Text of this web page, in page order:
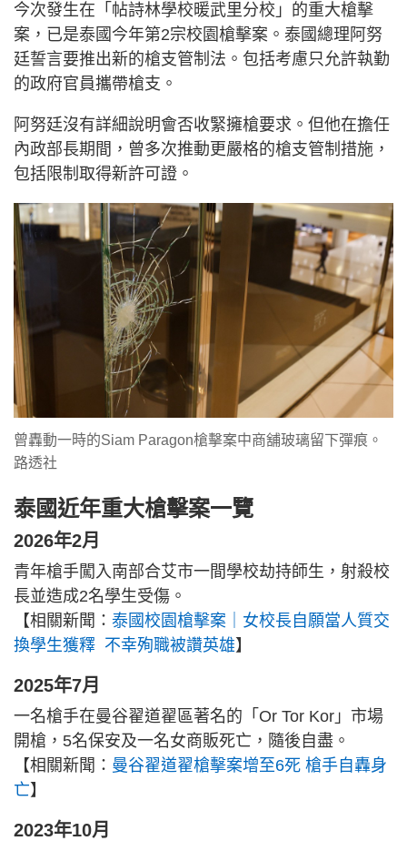
今次發生在「帖詩林學校暖武里分校」的重大槍擊
案，已是泰國今年第2宗校園槍擊案。泰國總理阿努
廷誓言要推出新的槍支管制法。包括考慮只允許執勤
的政府官員攜帶槍支。
阿努廷沒有詳細說明會否收緊擁槍要求。但他在擔任
內政部長期間，曾多次推動更嚴格的槍支管制措施，
包括限制取得新許可證。
曾轟動一時的Siam Paragon槍擊案中商舖玻璃留下彈痕。
路透社
泰國近年重大槍擊案一覽
2026年2月
青年槍手闖入南部合艾市一間學校劫持師生，射殺校
長並造成2名學生受傷。
【相關新聞： 泰國校園槍擊案｜女校長自願當人質交
換學生獲釋 不幸殉職被讚英雄】
2025年7月
一名槍手在曼谷翟道翟區著名的「Or Tor Kor」市場
開槍，5名保安及一名女商販死亡，隨後自盡。
【相關新聞： 曼谷翟道翟槍擊案增至6死 槍手自轟身
亡】
2023年10月